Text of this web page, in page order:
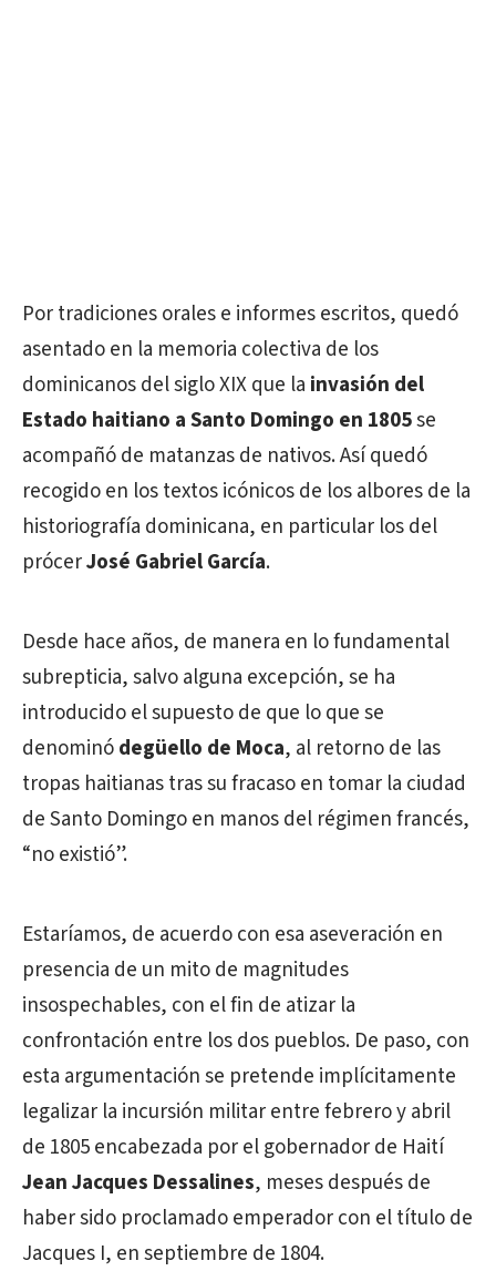
Por tradiciones orales e informes escritos, quedó
asentado en la memoria colectiva de los
dominicanos del siglo XIX que la invasión del
Estado haitiano a Santo Domingo en 1805se
acompañó de matanzas de nativos. Así quedó
recogido en los textos icónicos de los albores de la
historiografía dominicana, en particular los del
prócerJosé Gabriel García.
Desde hace años, de manera en lo fundamental
subrepticia, salvo alguna excepción, se ha
introducido el supuesto de que lo que se
denominódegüello de Moca, al retorno de las
tropas haitianas tras su fracaso en tomar la ciudad
de Santo Domingo en manos del régimen francés,
“no existió”.
Estaríamos, de acuerdo con esa aseveración en
presencia de un mito de magnitudes
insospechables, con el fin de atizar la
confrontación entre los dos pueblos. De paso, con
esta argumentación se pretende implícitamente
legalizar la incursión militar entre febrero y abril
de 1805 encabezada por el gobernador de Haití
Jean Jacques Dessalines, meses después de
haber sido proclamado emperador con el título de
Jacques I, en septiembre de 1804.